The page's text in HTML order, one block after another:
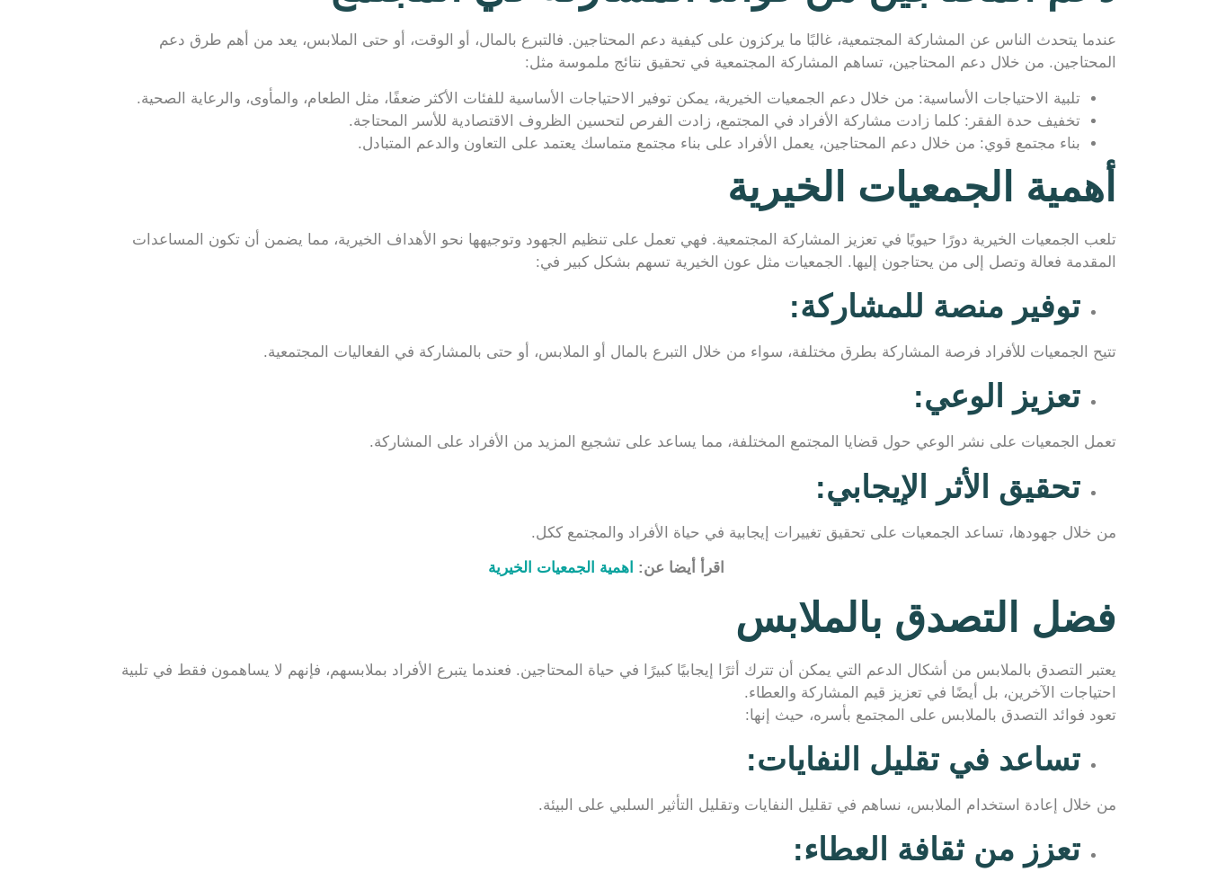
عندما يتحدث الناس عن المشاركة المجتمعية، غالبًا ما يركزون على كيفية دعم المحتاجين. فالتبرع بالمال، أو الوقت، أو حتى الملابس، يعد من أهم طرق دعم
المحتاجين. من خلال دعم المحتاجين، تساهم المشاركة المجتمعية في تحقيق نتائج ملموسة مثل:
تلبية الاحتياجات الأساسية: من خلال دعم الجمعيات الخيرية، يمكن توفير الاحتياجات الأساسية للفئات الأكثر ضعفًا، مثل الطعام، والمأوى، والرعاية الصحية.
تخفيف حدة الفقر: كلما زادت مشاركة الأفراد في المجتمع، زادت الفرص لتحسين الظروف الاقتصادية للأسر المحتاجة.
بناء مجتمع قوي: من خلال دعم المحتاجين، يعمل الأفراد على بناء مجتمع متماسك يعتمد على التعاون والدعم المتبادل.
أهمية الجمعيات الخيرية
تلعب الجمعيات الخيرية دورًا حيويًا في تعزيز المشاركة المجتمعية. فهي تعمل على تنظيم الجهود وتوجيهها نحو الأهداف الخيرية، مما يضمن أن تكون المساعدات
المقدمة فعالة وتصل إلى من يحتاجون إليها. الجمعيات مثل عون الخيرية تسهم بشكل كبير في:
توفير منصة للمشاركة:
تتيح الجمعيات للأفراد فرصة المشاركة بطرق مختلفة، سواء من خلال التبرع بالمال أو الملابس، أو حتى بالمشاركة في الفعاليات المجتمعية.
تعزيز الوعي:
تعمل الجمعيات على نشر الوعي حول قضايا المجتمع المختلفة، مما يساعد على تشجيع المزيد من الأفراد على المشاركة.
تحقيق الأثر الإيجابي:
من خلال جهودها، تساعد الجمعيات على تحقيق تغييرات إيجابية في حياة الأفراد والمجتمع ككل.
اقرأ أيضا عن: اهمية الجمعيات الخيرية
فضل التصدق بالملابس
يعتبر التصدق بالملابس من أشكال الدعم التي يمكن أن تترك أثرًا إيجابيًا كبيرًا في حياة المحتاجين. فعندما يتبرع الأفراد بملابسهم، فإنهم لا يساهمون فقط في تلبية
احتياجات الآخرين، بل أيضًا في تعزيز قيم المشاركة والعطاء.
تعود فوائد التصدق بالملابس على المجتمع بأسره، حيث إنها:
تساعد في تقليل النفايات:
من خلال إعادة استخدام الملابس، نساهم في تقليل النفايات وتقليل التأثير السلبي على البيئة.
تعزز من ثقافة العطاء: